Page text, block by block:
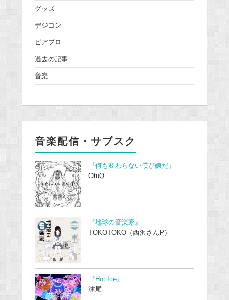
グッズ
デジコン
ピアプロ
過去の記事
音楽
音楽配信・サブスク
『何も変わらない僕が嫌だ』
OtuQ
『地球の音楽家』
TOKOTOKO（西沢さんP）
『Hot Ice』
沫尾